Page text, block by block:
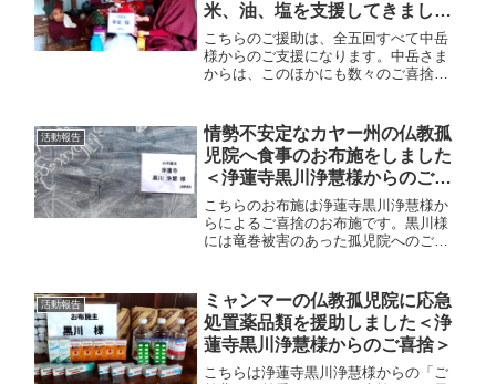
米、油、塩を支援してきました4
回目＜中岳様によるご支援＞
こちらのご援助は、全五回すべて中岳
様からのご支援になります。中岳さま
からは、このほかにも数々のご喜捨を
で「大きな船」を意味します。昔々、
内戦がおおかった時代、ある家族が三
方を山に囲まれ要塞のようなこの地を
発見しました。
活動報告
情勢不安定なカヤー州の仏教孤
児院へ食事のお布施をしました
＜浄蓮寺黒川浄慧様からのご喜
捨＞
こちらのお布施は浄蓮寺黒川浄慧様か
らによるご喜捨のお布施です。黒川様
には竜巻被害のあった孤児院へのご支
ご喜捨は本当に貴重で有難いものとな
ります。黒川様のご温情に深く感謝い
たします。
活動報告
ミャンマーの仏教孤児院に応急
処置薬品類を援助しました＜浄
蓮寺黒川浄慧様からのご喜捨＞
こちらは浄蓮寺黒川浄慧様からの「ご